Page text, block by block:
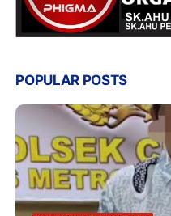
POPULAR POSTS